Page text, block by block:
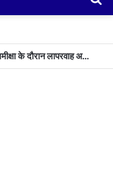
मुख्यमंत्री पुष्कर सिंह धामी ने 1905 हेल्पलाइन की समीक्षा के दौरान लापरवाह अधिकारियों को लगाई फटकार